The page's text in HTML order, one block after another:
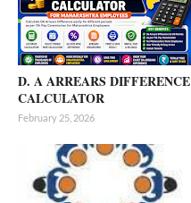
D. A ARREARS DIFFERENCE
CALCULATOR
February 25, 2026